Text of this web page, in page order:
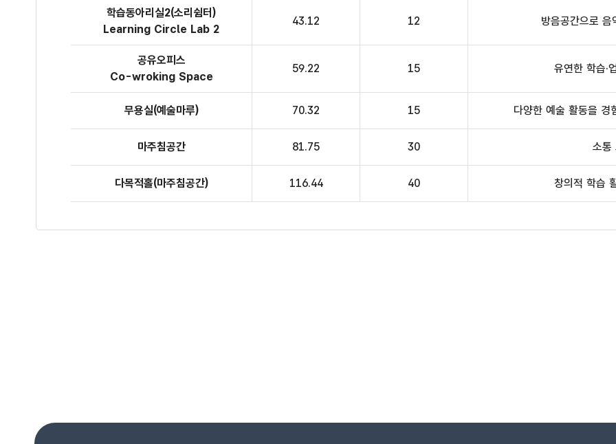
학습동아리실2(소리쉼터)
Learning Circle Lab 2
43.12 12 방음공간으로
공유오피스
Co-wroking Space
59.22 15 유연한 학습·
무용실(예술마루) 70.32 15 다양한 예술 활동을 경
마주침공간 81.75 30 소통
다목적홀(마주침공간) 116.44 40 창의적 학습